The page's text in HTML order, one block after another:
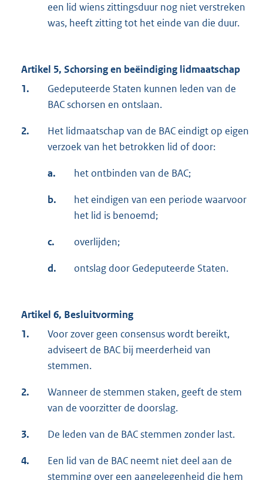
een lid wiens zittingsduur nog niet verstreken
was, heeft zitting tot het einde van die duur.
Artikel 5, Schorsing en beëindiging lidmaatschap
1.
Gedeputeerde Staten kunnen leden van de
BAC schorsen en ontslaan.
2.
Het lidmaatschap van de BAC eindigt op eigen
verzoek van het betrokken lid of door:
a. het ontbinden van de BAC;
b.
het eindigen van een periode waarvoor
het lid is benoemd;
c. overlijden;
d. ontslag door Gedeputeerde Staten.
Artikel 6, Besluitvorming
1.
Voor zover geen consensus wordt bereikt,
adviseert de BAC bij meerderheid van
stemmen.
2.
Wanneer de stemmen staken, geeft de stem
van de voorzitter de doorslag.
3. De leden van de BAC stemmen zonder last.
4.
Een lid van de BAC neemt niet deel aan de
stemming over een aangelegenheid die hem